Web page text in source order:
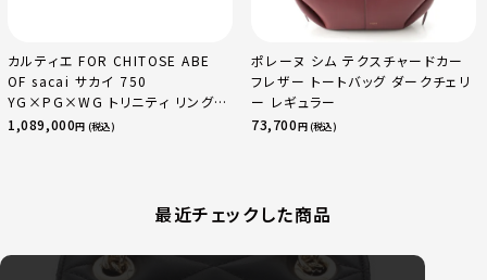
カルティエ FOR CHITOSE ABE
OF sacai サカイ 750
YG×PG×WG トリニティ リング
指輪 マルチカラー 50 51 52
1,089,000円 (税込)
ポレーヌ シム テクスチャードカー
フレザー トートバッグ ダークチェリ
ー レギュラー
73,700円 (税込)
最近チェックした商品